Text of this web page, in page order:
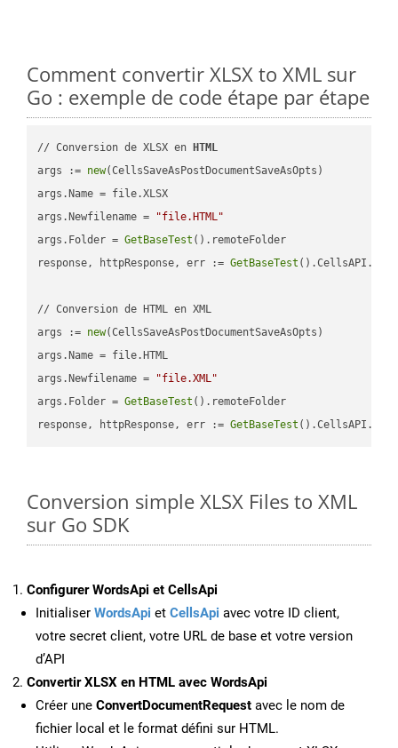
Comment convertir XLSX to XML sur
Go : exemple de code étape par étape
// Conversion de XLSX en
HTML
args := new(CellsSaveAsPostDocumentSaveAsOpts)
args.Name = file.XLSX
args.Newfilename =
"file.HTML"
args.Folder = GetBaseTest ().remoteFolder
response, httpResponse, err := GetBaseTest ().CellsAPI.
// Conversion de HTML en XML
args := new(CellsSaveAsPostDocumentSaveAsOpts)
args.Name = file.HTML
args.Newfilename =
"file.XML"
args.Folder = GetBaseTest ().remoteFolder
response, httpResponse, err := GetBaseTest ().CellsAPI.
Conversion simple XLSX Files to XML
sur Go SDK
Configurer WordsApi et CellsApi
Initialiser WordsApi et CellsApi avec votre ID client,
votre secret client, votre URL de base et votre version
d’API
Convertir XLSX en HTML avec WordsApi
Créer une ConvertDocumentRequest avec le nom de
fichier local et le format défini sur HTML.